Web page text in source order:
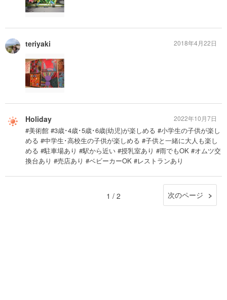
teriyaki 2018年4月22日
Holiday
#美術館 #3歳･4歳･5歳･6歳(幼児)が楽しめる #小学生の子供が楽し
める #中学生･高校生の子供が楽しめる #子供と一緒に大人も楽し
める #駐車場あり #駅から近い #授乳室あり #雨でもOK #オムツ交
換台あり #売店あり #ベビーカーOK #レストランあり
2022年10月7日
1 / 2 次のページ